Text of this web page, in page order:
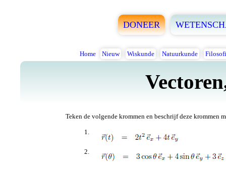
DONEER
Home Nieuw Wiskunde Natuurkunde
Teken de volgende krommen en beschrijf deze krommen